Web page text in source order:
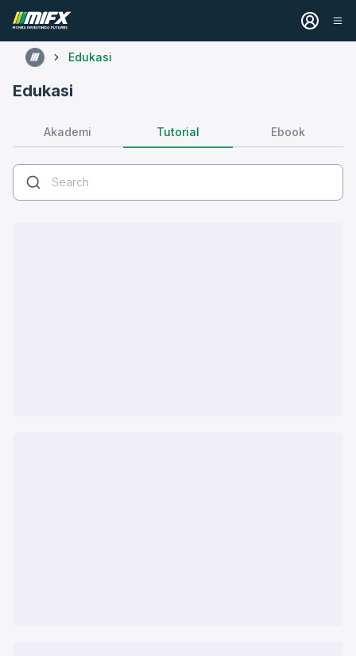
Edukasi
Edukasi
Akademi Tutorial Ebook